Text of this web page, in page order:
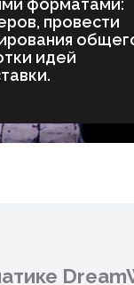
с отсылкой
процессы,